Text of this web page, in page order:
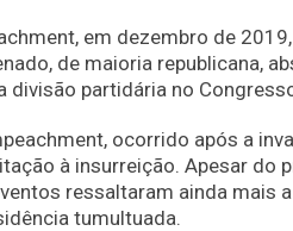
em dezembro de
de maioria republicana,
divisão partidária no
ocorrido após a
à insurreição. Apesar
ressaltaram ainda
tumultuada.